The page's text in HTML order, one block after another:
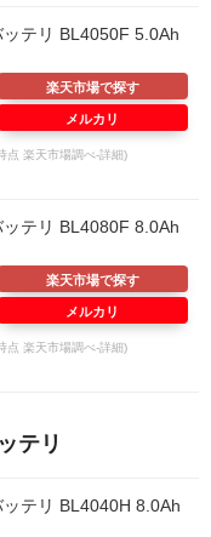
テリ BL4050F 5.0Ah
楽天市場調べ-詳細)
楽天市場で探す
メルカリ
テリ BL4080F 8.0Ah
楽天市場調べ-詳細)
楽天市場で探す
メルカリ
テリ
テリ BL4040H 8.0Ah